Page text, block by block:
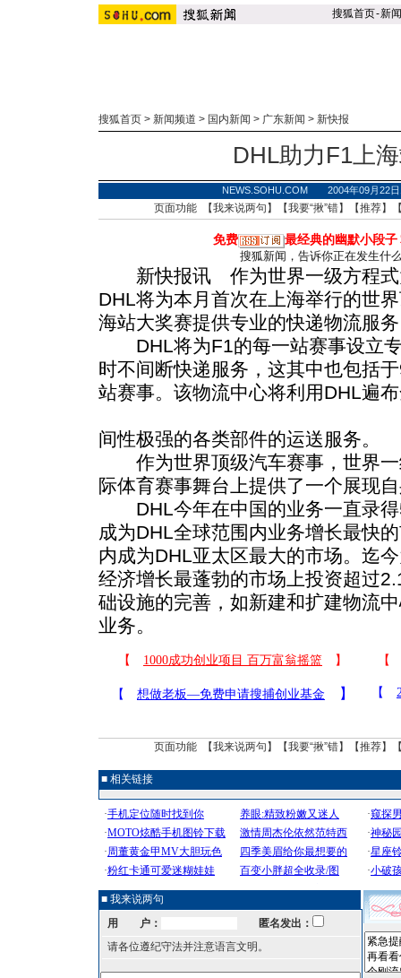
搜狐首页-新闻
搜狐首页 > 新闻频道 > 国内新闻 > 广东新闻 > 新快报
DHL助力F1上
NEWS.SOHU.COM 2004年09月22
页面功能 【我来说两句 】【我要“揪”错】【推荐】
免费 最经典的幽默小段子
搜狐新闻，告诉你正在发生什
新快报讯 作为世界一级方程式
DHL将为本月首次在上海举行的
海站大奖赛提供专业的快递物流服
DHL将为F1的每一站赛事设立专
时不间断快递服务，这其中也包括
站赛事。该物流中心将利用DHL遍
间性极强的各类部件的运送服务。
作为世界顶级汽车赛事，世界一
际体育赛事舞台上提供了一个展现
DHL今年在中国的业务一直录得
成为DHL全球范围内业务增长最快
内成为DHL亚太区最大的市场。迄
经济增长最蓬勃的市场上投资超过
础设施的完善，如新建和扩建物流
业务。
页面功能 【我来说两句 】【我要“揪”错】【推荐】
■ 相关链接
■ 我来说两句
用 户：
匿名发出：
请各位遵纪守法并注意语言文明。